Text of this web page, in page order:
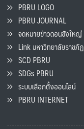
PBRU LOGO
PBRU JOURNAL
จดหมายข่าวดอนขังใหญ่
Link มหาวิทยาลัยราชภัฏ
SCD PBRU
SDGs PBRU
ระบบเลือกตั้งออนไลน์
PBRU INTERNET